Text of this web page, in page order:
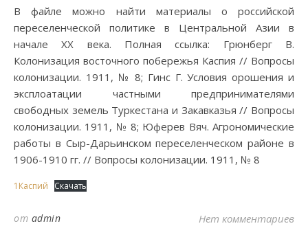
В файле можно найти материалы о российской
переселенческой политике в Центральной Азии в
начале XX века. Полная ссылка: Грюнберг В.
Колонизация восточного побережья Каспия // Вопросы
колонизации. 1911, № 8; Гинс Г. Условия орошения и
эксплоатации частными предпринимателями
свободных земель Туркестана и Закавказья // Вопросы
колонизации. 1911, № 8; Юферев Вяч. Агрономические
работы в Сыр-Дарьинском переселенческом районе в
1906-1910 гг. // Вопросы колонизации. 1911, № 8
1Каспий Скачать
от admin Нет комментариев